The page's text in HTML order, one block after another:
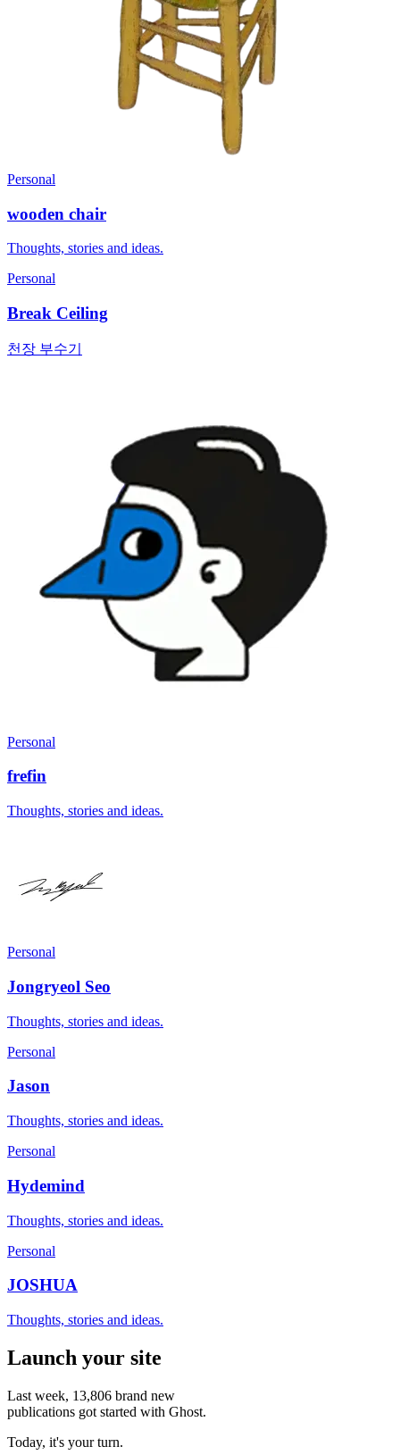
Personal
wooden chair
Thoughts, stories and ideas.
Personal
Break Ceiling
천장 부수기
Personal
frefin
Thoughts, stories and ideas.
Personal
Jongryeol Seo
Thoughts, stories and ideas.
Personal
Jason
Thoughts, stories and ideas.
Personal
Hydemind
Thoughts, stories and ideas.
Personal
JOSHUA
Thoughts, stories and ideas.
Launch your site
Last week, 13,806 brand new
publications got started with Ghost.
Today, it's your turn.